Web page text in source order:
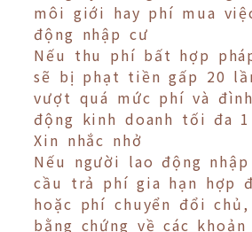
môi giới hay phí mua
động nhập cư
Nếu thu phí bất hợp
sẽ bị phạt tiền gấp 20
vượt quá mức phí và
động kinh doanh tối đa 1
Xin nhắc nhở
Nếu người lao động
cầu trả phí gia hạn hợp
hoặc phí chuyển đổi
bằng chứng về các